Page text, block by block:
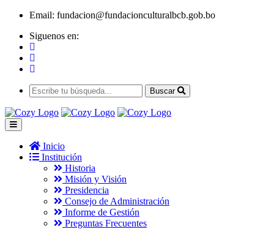
Email: fundacion@fundacionculturalbcb.gob.bo
Siguenos en:
Buscar
Inicio
Institución
Historia
Misión y Visión
Presidencia
Consejo de Administración
Informe de Gestión
Preguntas Frecuentes